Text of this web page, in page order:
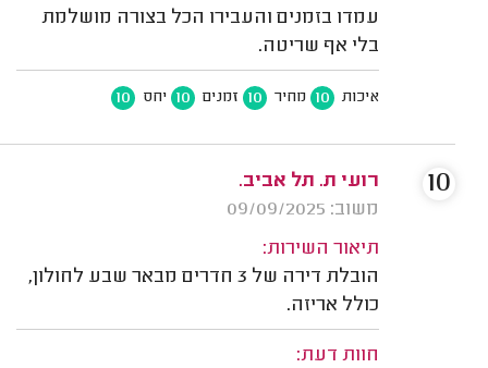
עמדו בזמנים והעבירו הכל בצורה מושלמת
בלי אף שריטה.
איכות 10 מחיר 10 זמנים 10 יחס 10
רועי ת. תל אביב.
משוב: 09/09/2025
תיאור השירות:
הובלת דירה של 3 חדרים מבאר שבע לחולון,
כולל אריזה.
חוות דעת:
10